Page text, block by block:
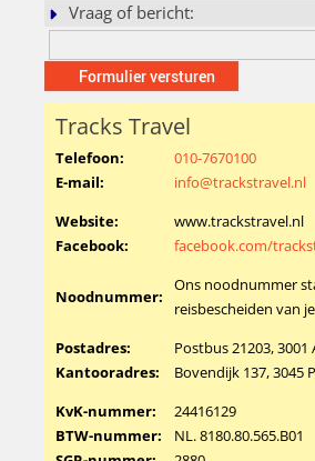
Vraag of bericht:
Tracks Travel
Telefoon:
010-7670100
E-mail:
info@trackstravel.nl
Website:
www.trackstravel.nl
Facebook:
facebook.com/
Noodnummer:
Ons noodnummer
reisbescheiden van
Postadres:
Postbus 21203, 3001
Kantooradres:
Bovendijk 137, 3045
KvK-nummer:
24416129
BTW-nummer:
NL. 8180.80.565.B01